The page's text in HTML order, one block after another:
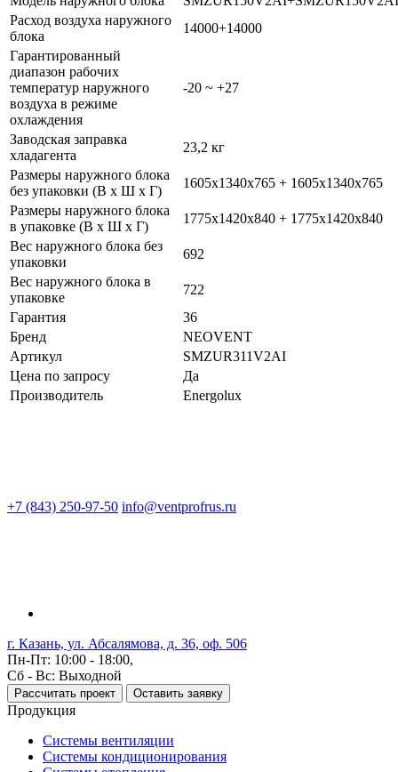
Расход воздуха наружного
блока
14000+14000
Гарантированный
диапазон рабочих
температур наружного
воздуха в режиме
охлаждения
-20 ~ +27
Заводская заправка
хладагента
23,2 кг
Размеры наружного блока
без упаковки (В х Ш х Г)
1605x1340x765 + 1605x1340x765
Размеры наружного блока
в упаковке (В х Ш х Г)
1775x1420x840 + 1775x1420x840
Вес наружного блока без
упаковки
692
Вес наружного блока в
упаковке
722
Гарантия
36
Бренд
NEOVENT
Артикул
SMZUR311V2AI
Цена по запросу
Да
Производитель
Energolux
+7 (843) 250-97-50 info@ventprofrus.ru
г. Казань, ул. Абсалямова, д. 36, оф. 506
Пн-Пт: 10:00 - 18:00,
Сб - Вс: Выходной
Рассчитать проект Оставить заявку
Продукция
Системы вентиляции
Системы кондиционирования